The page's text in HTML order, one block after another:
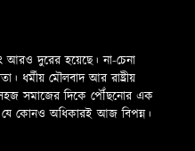
আরও দুরের হয়েছে। না-চেনা
ধর্মীয় মৌলবাদ আর রাষ্ট্রীয়
সহজ সমাজের দিকে পৌঁছনোর এক
যে কোনও অধিকারই আজ বিপন্ন।